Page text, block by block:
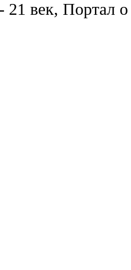
21 век, Портал